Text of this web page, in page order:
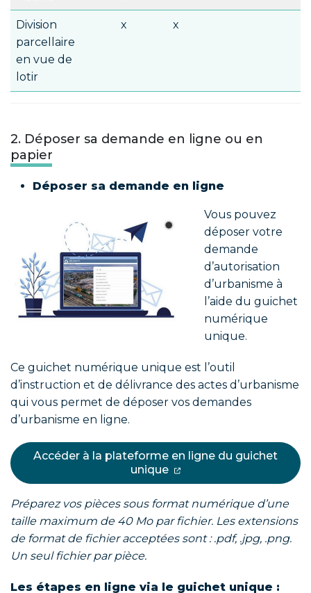
Division
parcellaire
en vue de
lotir
x x
2. Déposer sa demande en ligne ou en
papier
Déposer sa demande en ligne
Vous pouvez
déposer votre
demande
d’autorisation
d’urbanisme à
l’aide du guichet
numérique
unique.
Ce guichet numérique unique est l’outil
d’instruction et de délivrance des actes d’urbanisme
qui vous permet de déposer vos demandes
d’urbanisme en ligne.
Accéder à la plateforme en ligne du guichet
unique
Préparez vos pièces sous format numérique d’une
taille maximum de 40 Mo par fichier. Les extensions
de format de fichier acceptées sont : .pdf, .jpg, .png.
Un seul fichier par pièce.
Les étapes en ligne via le guichet unique :